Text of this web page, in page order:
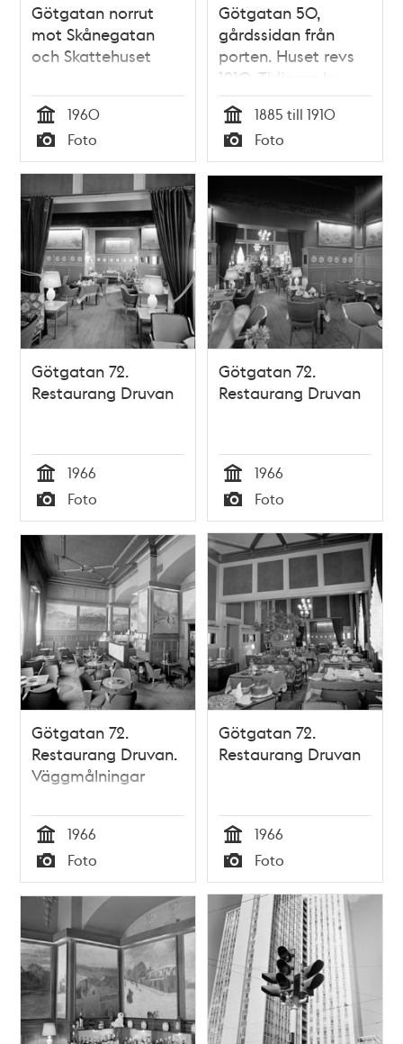
Götgatan norrut
mot Skånegatan
och Skattehuset
Tid
1960
Typ
Foto
Götgatan 50,
gårdssidan från
porten. Huset revs
1910. Tidigare kv.
Fatbursholmen
Större. Nu Götgatan
76, kv. Gamen.
Skatteskrapan före
Studentskrapan
Tid
1885 till 1910
Typ
Foto
Götgatan 72.
Restaurang Druvan
Tid
1966
Typ
Foto
Götgatan 72.
Restaurang Druvan
Tid
1966
Typ
Foto
Götgatan 72.
Restaurang Druvan.
Väggmålningar
Tid
1966
Typ
Foto
Götgatan 72.
Restaurang Druvan
Tid
1966
Typ
Foto